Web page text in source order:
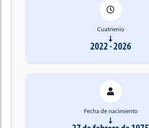
Cuatrienio
2022 - 2026
Fecha de nacimiento